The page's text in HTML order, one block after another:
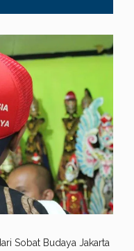
Sobat Budaya Jakarta